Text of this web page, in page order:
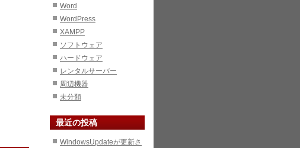
Word
WordPress
XAMPP
ソフトウェア
ハードウェア
レンタルサーバー
周辺機器
未分類
最近の投稿
WindowsUpdateが更新さ